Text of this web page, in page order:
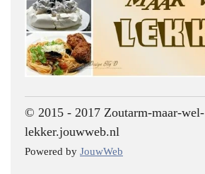
© 2015 - 2017 Zoutarm-maar-wel-
lekker.jouwweb.nl
Powered by JouwWeb